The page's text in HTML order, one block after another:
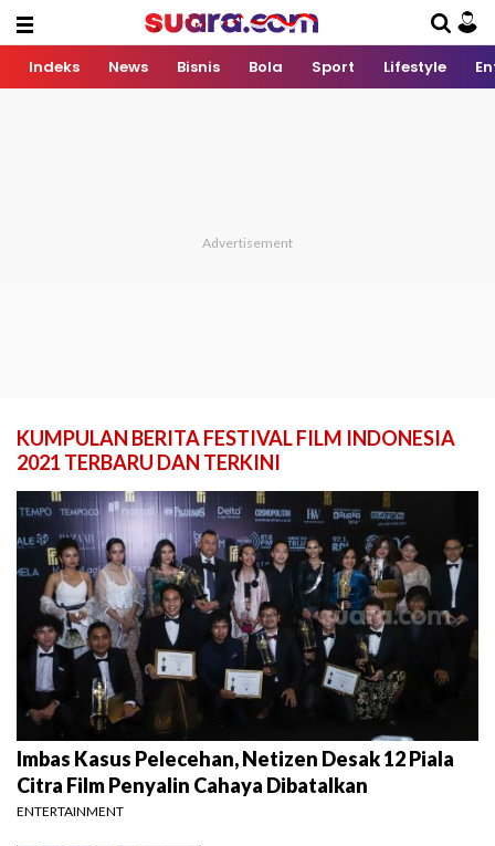
Indeks News Bisnis Bola Sport Lifestyle
KUMPULAN BERITA FESTIVAL FILM INDONESIA
2021 TERBARU DAN TERKINI
Imbas Kasus Pelecehan, Netizen Desak 12 Piala
Citra Film Penyalin Cahaya Dibatalkan
ENTERTAINMENT